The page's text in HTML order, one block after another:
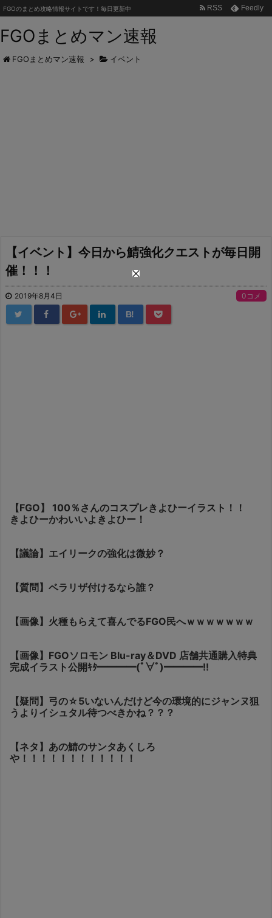
FGOまとめマン速報
FGOのまとめ攻略情報サイトです！毎日更新中 RSS Feedly
FGOまとめマン速報 > イベント
【イベント】今日から鯖強化クエストが毎日開
催！！！
2019年8月4日 0コメ
B!
【FGO】 100％さんのコスプレきよひーイラスト！！
きよひーかわいいよきよひー！
【議論】エイリークの強化は微妙？
【質問】ベラリザ付けるなら誰？
【画像】火種もらえて喜んでるFGO民へｗｗｗｗｗｗｗ
【画像】FGOソロモン Blu-ray＆DVD 店舗共通購入特典
完成イラスト公開ｷﾀ━━━━(ﾟ∀ﾟ)━━━━!!
【疑問】弓の☆5いないんだけど今の環境的にジャンヌ狙
うよりイシュタル待つべきかね？？？
【ネタ】あの鯖のサンタあくしろ
や！！！！！！！！！！！！